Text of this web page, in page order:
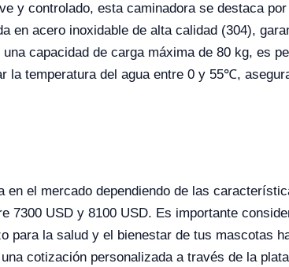
y controlado, esta caminadora se destaca
en acero inoxidable de alta calidad (304),
capacidad de carga máxima de 80 kg, es
temperatura del agua entre 0 y 55℃,
el mercado dependiendo de las
7300 USD y 8100 USD. Es importante
la salud y el bienestar de tus mascotas
cotización personalizada a través de la